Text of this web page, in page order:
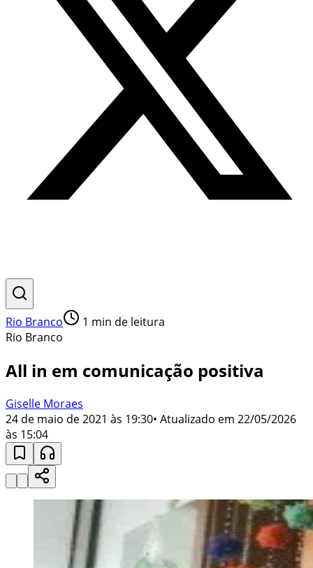
Rio Branco 1 min de leitura
Rio Branco
All in em comunicação positiva
Giselle Moraes
24 de maio de 2021 às 19:30• Atualizado em 22/05/2026
às 15:04